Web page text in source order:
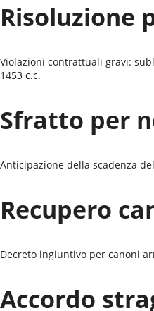
Risoluzione
Violazioni contrattuali gravi:
1453 c.c.
Sfratto per
Anticipazione della scadenza
Recupero
Decreto ingiuntivo per canoni
Accordo